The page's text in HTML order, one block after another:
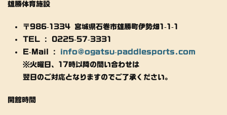
雄勝体育施設
〒986-1334 宮城県石巻市雄勝町伊勢畑1-1-1
TEL : 0225-57-3331
E-Mail : info@ogatsu-paddlesports.com
※火曜日、17時以降の問い合わせは
翌日のご対応となりますのでご了承ください。
開館時間